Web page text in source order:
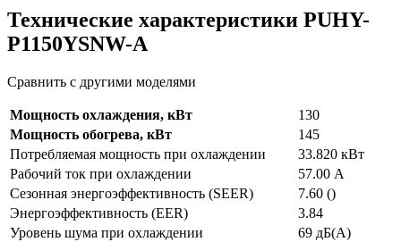
Технические характеристики PUHY-
P1150YSNW-A
Сравнить с другими моделями
Мощность охлаждения, кВт
130
Мощность обогрева, кВт
145
Потребляемая мощность при охлаждении
33.820 кВт
Рабочий ток при охлаждении
57.00 А
Сезонная энергоэффективность (SEER)
7.60 ()
Энергоэффективность (EER)
3.84
Уровень шума при охлаждении
69 дБ(А)